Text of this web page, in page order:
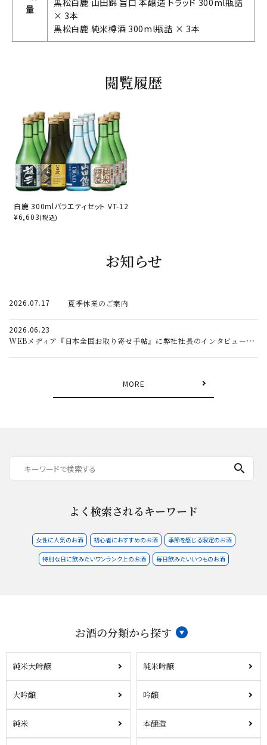
量
黒松白鹿 山田錦 旨口 本醸造 トラッド 300ml瓶詰
× 3本
黒松白鹿 純米樽酒 300ml瓶詰 × 3本
閲覧履歴
白鹿 300mlバラエティセット VT-12
¥6,603(税込)
お知らせ
2026.07.17 夏季休業のご案内
2026.06.23
WEBメディア『日本全国お取り寄せ手帖』に弊社社長のインタビュー記事が掲載されました。
MORE
search
よく検索されるキーワード
女性に人気のお酒 初心者におすすめのお酒 季節を感じる限定のお酒
特別な日に飲みたいワンランク上のお酒 毎日飲みたいいつものお酒
お酒の分類から探す
純米大吟醸 純米吟醸
大吟醸 吟醸
純米 本醸造